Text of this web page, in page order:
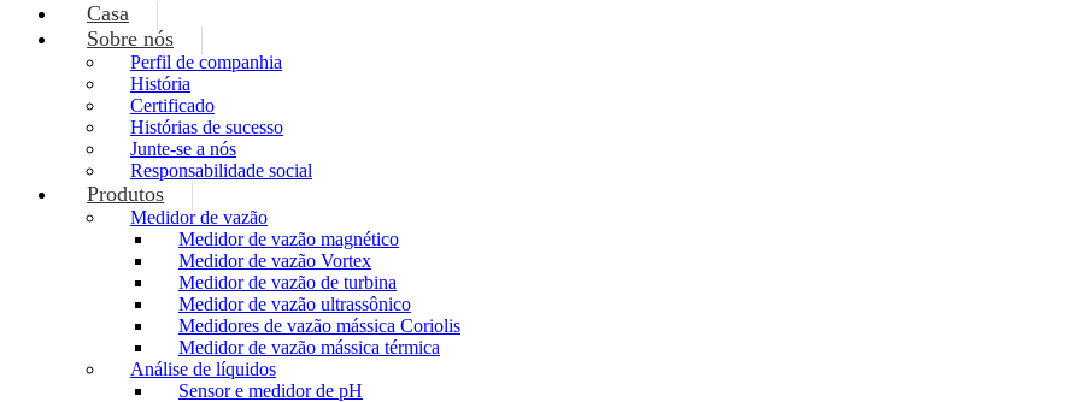
Casa
Sobre nós
Perfil de companhia
História
Certificado
Histórias de sucesso
Junte-se a nós
Responsabilidade social
Produtos
Medidor de vazão
Medidor de vazão magnético
Medidor de vazão Vortex
Medidor de vazão de turbina
Medidor de vazão ultrassônico
Medidores de vazão mássica Coriolis
Medidor de vazão mássica térmica
Análise de líquidos
Sensor e medidor de pH